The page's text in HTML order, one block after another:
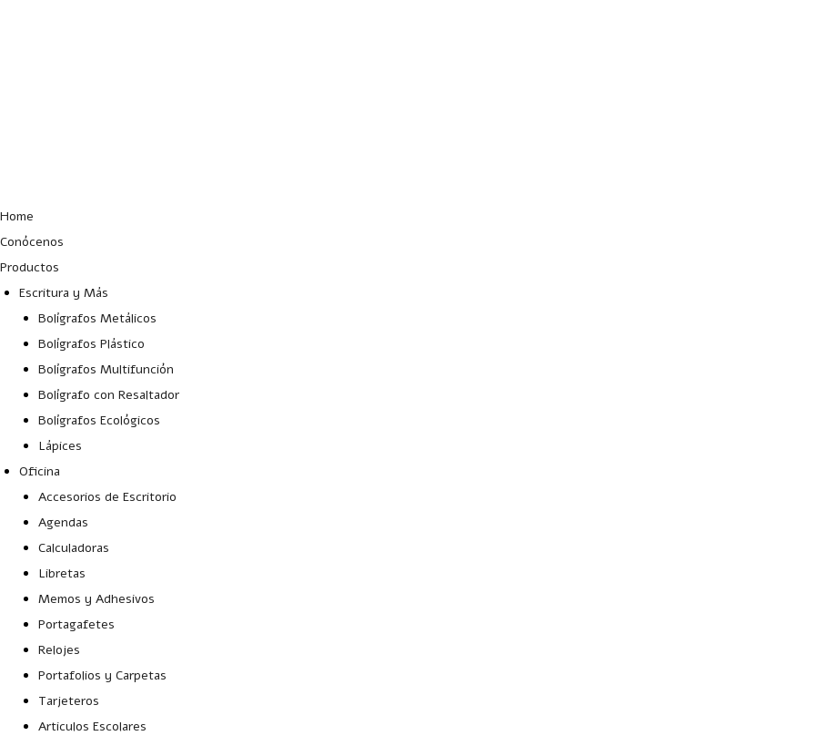
Home
Conócenos
Productos
Escritura y Más
Bolígrafos Metálicos
Bolígrafos Plástico
Bolígrafos Multifunción
Bolígrafo con Resaltador
Bolígrafos Ecológicos
Lápices
Oficina
Accesorios de Escritorio
Agendas
Calculadoras
Libretas
Memos y Adhesivos
Portagafetes
Relojes
Portafolios y Carpetas
Tarjeteros
Articulos Escolares